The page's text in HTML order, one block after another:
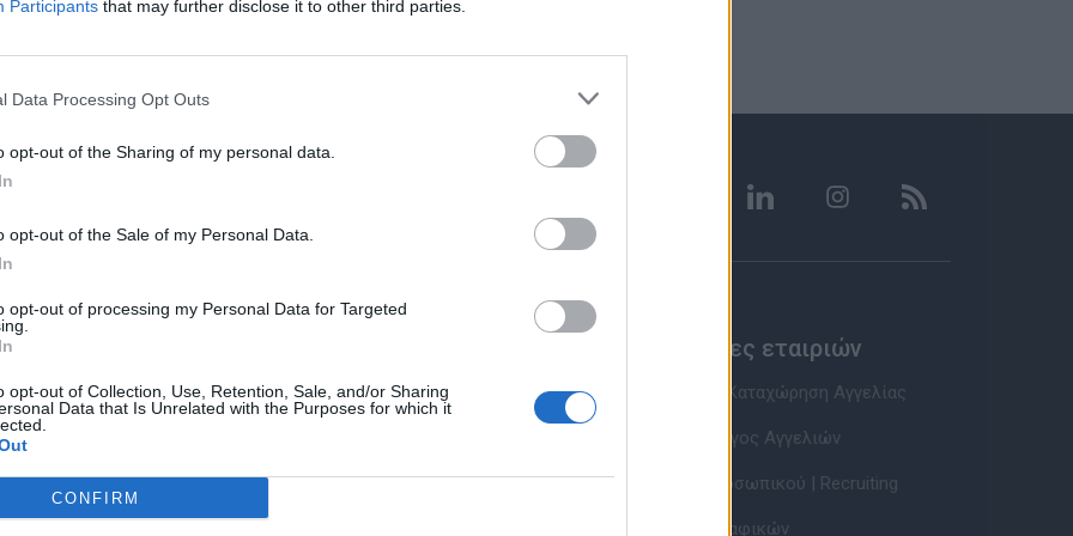
Participants that may further disclose it to other third parties.
Data Processing Opt Outs
opt-out of the Sharing of my personal data.
opt-out of the Sale of my Personal Data.
opt-out of processing my Personal Data for Targeted
opt-out of Collection, Use, Retention, Sale, and/or Sharing
Data that Is Unrelated with the Purposes for which it
CONFIRM
υποψηφίων
Online Βιογραφικού
Καριέρας
Περιγραφές Θέσεων Εργασίας
Υπολογισμός καθαρού μισθού
Υπηρεσίες εταιριών
Εγγραφή & Καταχώρηση Αγγελίας
Τιμοκατάλογος Αγγελιών
Εύρεση Προσωπικού | Recruiting
Βάση Βιογραφικών